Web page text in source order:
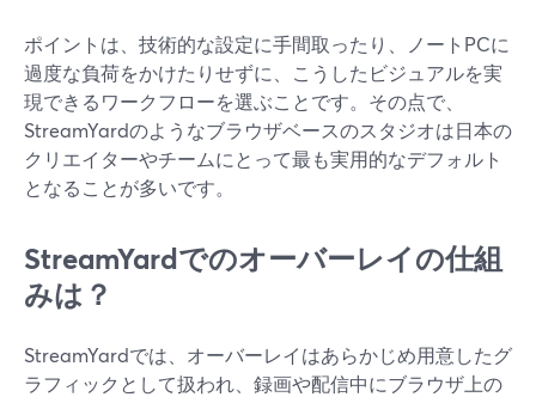
ポイントは、技術的な設定に手間取ったり、ノートPCに
過度な負荷をかけたりせずに、こうしたビジュアルを実
現できるワークフローを選ぶことです。その点で、
StreamYardのようなブラウザベースのスタジオは日本の
クリエイターやチームにとって最も実用的なデフォルト
となることが多いです。
StreamYardでのオーバーレイの仕組
みは？
StreamYardでは、オーバーレイはあらかじめ用意したグ
ラフィックとして扱われ、録画や配信中にブラウザ上の